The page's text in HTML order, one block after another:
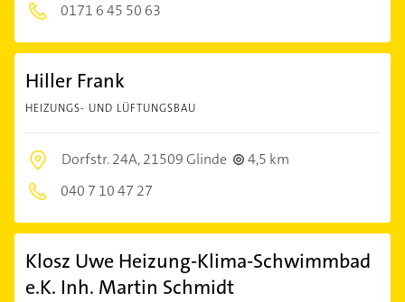
0171 6 45 50 63
Hiller Frank
HEIZUNGS- UND LÜFTUNGSBAU
Dorfstr. 24A,21509 Glinde
4,5 km
040 7 10 47 27
Klosz Uwe Heizung-Klima-Schwimmbad
e.K. Inh. Martin Schmidt